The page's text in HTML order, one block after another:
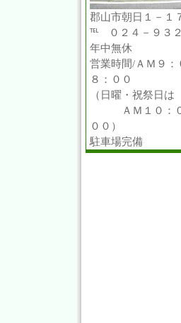
郡山市朝日１－１
℡ ０２４－９３２
年中無休
営業時間/ＡＭ９：
８：００
（日曜・祝祭日は
ＡＭ１０：０
００）
駐車場完備